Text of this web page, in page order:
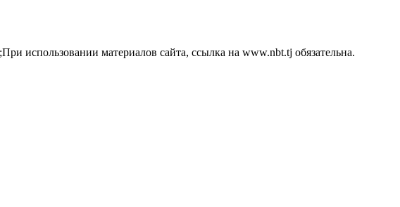
использовании материалов сайта, ссылка на www.nbt.tj обязательна.